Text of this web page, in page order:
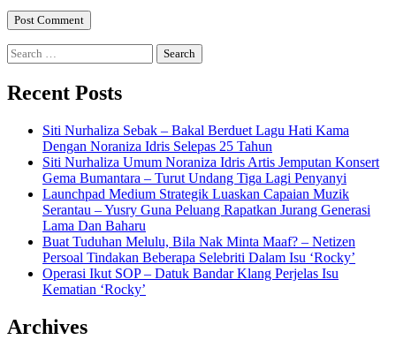
Search
for:
Recent Posts
Siti Nurhaliza Sebak – Bakal Berduet Lagu Hati Kama
Dengan Noraniza Idris Selepas 25 Tahun
Siti Nurhaliza Umum Noraniza Idris Artis Jemputan Konsert
Gema Bumantara – Turut Undang Tiga Lagi Penyanyi
Launchpad Medium Strategik Luaskan Capaian Muzik
Serantau – Yusry Guna Peluang Rapatkan Jurang Generasi
Lama Dan Baharu
Buat Tuduhan Melulu, Bila Nak Minta Maaf? – Netizen
Persoal Tindakan Beberapa Selebriti Dalam Isu ‘Rocky’
Operasi Ikut SOP – Datuk Bandar Klang Perjelas Isu
Kematian ‘Rocky’
Archives